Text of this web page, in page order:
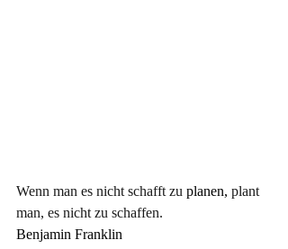
Wenn man es nicht schafft zu planen, plant
man, es nicht zu schaffen.
Benjamin Franklin